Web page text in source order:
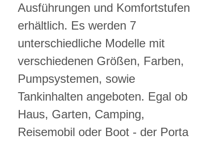
Ausführungen und Komfortstufen
erhältlich. Es werden 7
unterschiedliche Modelle mit
verschiedenen Größen, Farben,
Pumpsystemen, sowie
Tankinhalten angeboten. Egal ob
Haus, Garten, Camping,
Reisemobil oder Boot - der Porta